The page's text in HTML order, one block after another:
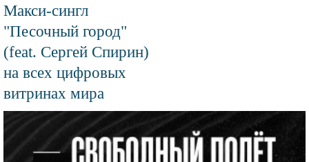
Макси-сингл
"Песочный город"
(feat. Сергей Спирин)
на всех цифровых
витринах мира
изображения